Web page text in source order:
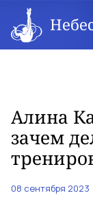
Алина
зачем
08 сентября 2023